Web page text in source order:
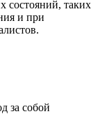
состояний, таких
и при
за собой